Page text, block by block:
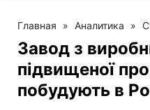
Главная » Аналитика »
Завод з
підвищеної
побудують в